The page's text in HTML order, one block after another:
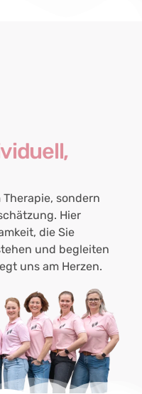
sondern
Hier
die Sie
und begleiten
uns am Herzen.